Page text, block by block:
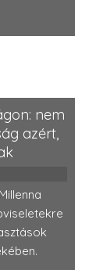
nem
azért,